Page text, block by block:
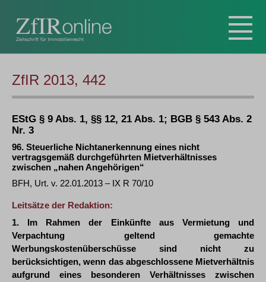
ZfIR 2013, 442
EStG § 9 Abs. 1, §§ 12, 21 Abs. 1; BGB § 543 Abs. 2
Nr. 3
96. Steuerliche Nichtanerkennung eines nicht
vertragsgemäß durchgeführten Mietverhältnisses
zwischen „nahen Angehörigen“
BFH, Urt. v. 22.01.2013 – IX R 70/10
Leitsätze der Redaktion:
1. Im Rahmen der Einkünfte aus Vermietung und
Verpachtung geltend gemachte
Werbungskostenüberschüsse sind nicht zu
berücksichtigen, wenn das abgeschlossene Mietverhältnis
aufgrund eines besonderen Verhältnisses zwischen